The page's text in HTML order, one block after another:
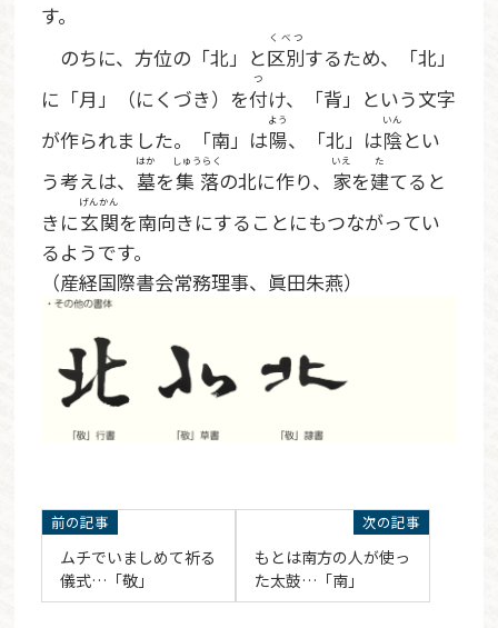
す。
のちに、方位の「北」と区別
くべつ
するため、「北」
に「月」（にくづき）を付
つ
け、「背」という文字
が作られました。「南」は陽
よう
、「北」は陰
いん
とい
う考えは、 墓
はか
を集落
しゅうらく
の北に作り、 家
いえ
を建
た
てると
きに玄関
げんかん
を南向きにすることにもつながってい
るようです。
（産経国際書会常務理事、眞田朱燕）
ムチでいましめて祈る
儀式…「敬」
もとは南方の人が使っ
た太鼓…「南」